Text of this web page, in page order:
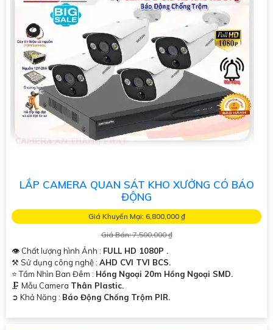
chăng: Camera giá rẻ nhưng vẫn nâng cao an toàn hiệu suất
và chất lượng, phù hợp với ngân sách của mọi gia đình và
doanh nghiệp.
Với sự kết hợp hoàn hảo giữa hiệu suất, chất lượng và giá cả,
camera giá rẻ thiết bị an ninh chính hãng là lựa chọn tốt cho
việc tăng cường an ninh và kiểm soát trong mọi tình huống.
Hãy đầu tư vào sản phẩm này ngay hôm nay để mang lại sự
bình yên và an toàn cho bạn và gia đình.
LẮP CAMERA QUAN SÁT KHO XƯỞNG CÓ BÁO
ĐỘNG
Giá Khuyến Mại: 6,800,000 ₫
Giá Bán: 7,500,000 ₫
👁 Chất lượng hình Ảnh : FULL HD 1080P .
⚒ Sử dụng công nghệ : AHD CVI TVI BCS.
⭐ Tầm Nhìn Ban Đêm : Hồng Ngoại 20m Hồng Ngoại SMD.
🗜️ Mẫu Camera Thân Plastic.
️➲ Khả Năng : Báo Động Chống Trộm PIR.